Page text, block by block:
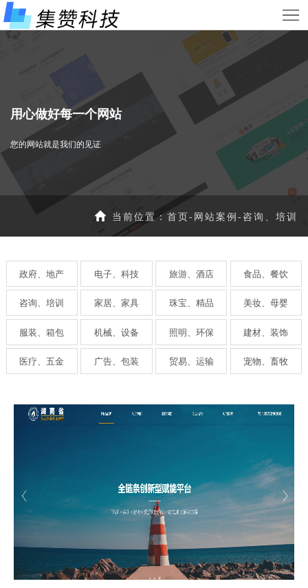
首
目
案
例
程
序
例
新
闻
讯
关
我
们
系
用心做好每一个网站
您的网站就是我们的见证
当前位置： 首页- 网站案例- 咨询、培训
政府、地产 电子、科技 旅游、酒店 食品、餐饮
咨询、培训 家居、家具 珠宝、精品 美妆、母婴
服装、箱包 机械、设备 照明、环保 建材、装饰
医疗、五金 广告、包装 贸易、运输 宠物、畜牧